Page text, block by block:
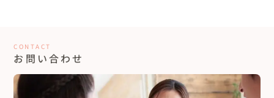
CONTACT
お問い合わせ